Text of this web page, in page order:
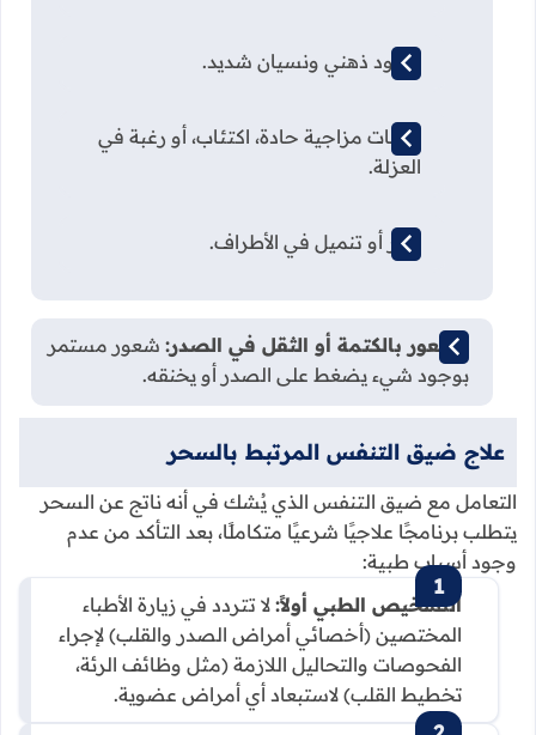
شرود ذهني ونسيان شديد.
تقلبات مزاجية حادة، اكتئاب، أو رغبة في
العزلة.
خدر أو تنميل في الأطراف.
الشعور بالكتمة أو الثقل في الصدر: شعور مستمر
بوجود شيء يضغط على الصدر أو يخنقه.
علاج ضيق التنفس المرتبط بالسحر
التعامل مع ضيق التنفس الذي يُشك في أنه ناتج عن السحر
يتطلب برنامجًا علاجيًا شرعيًا متكاملًا، بعد التأكد من عدم
وجود أسباب طبية:
التشخيص الطبي أولاً: لا تتردد في زيارة الأطباء
المختصين (أخصائي أمراض الصدر والقلب) لإجراء
الفحوصات والتحاليل اللازمة (مثل وظائف الرئة،
تخطيط القلب) لاستبعاد أي أمراض عضوية.